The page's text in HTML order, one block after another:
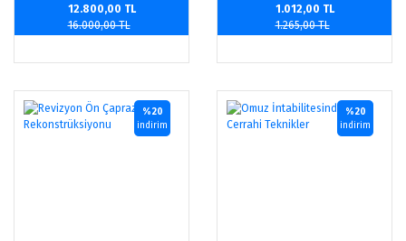
12.800,00 TL
16.000,00 TL
1.012,00 TL
1.265,00 TL
%20
indirim
%20
indirim